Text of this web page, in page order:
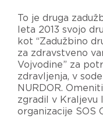
To je druga
leta 2013 svojo
kot “Zadužbino
za zdravstveno
Vojvodine” za
zdravljenja, v
NURDOR.
zgradil v Kraljevu
organizacije SOS